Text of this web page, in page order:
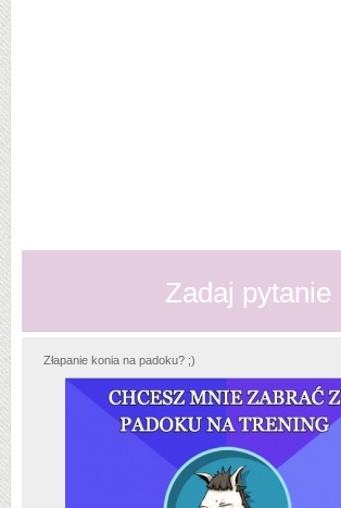
Zadaj pytanie
Złapanie konia na padoku? ;)